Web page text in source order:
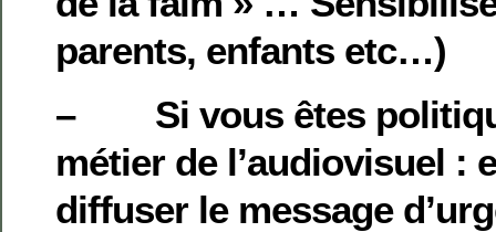
parents, enfants etc…)
– Si vous êtes
métier de l’audiovisuel :
diffuser le message